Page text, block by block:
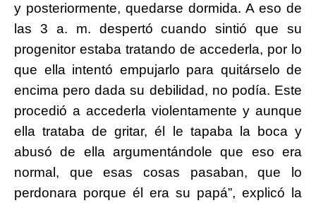
y posteriormente, quedarse dormida. A eso de
las 3 a. m. despertó cuando sintió que su
progenitor estaba tratando de accederla, por lo
que ella intentó empujarlo para quitárselo de
encima pero dada su debilidad, no podía. Este
procedió a accederla violentamente y aunque
ella trataba de gritar, él le tapaba la boca y
abusó de ella argumentándole que eso era
normal, que esas cosas pasaban, que lo
perdonara porque él era su papá”, explicó la